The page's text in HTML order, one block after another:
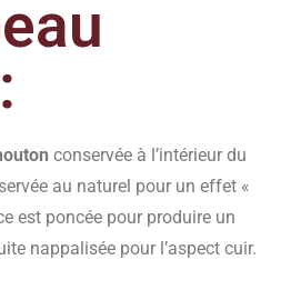
conservée à l’intérieur du
au naturel pour un effet «
est poncée pour produire un
nappalisée pour l’aspect cuir.